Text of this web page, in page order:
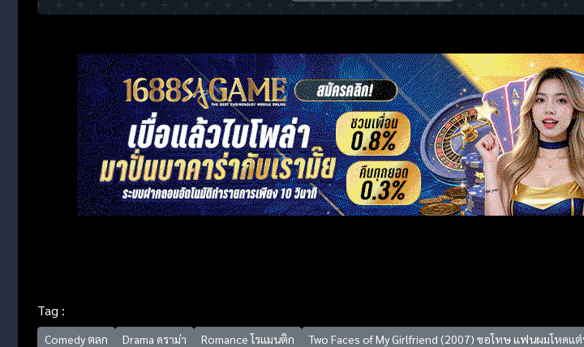
Tag :
Comedy ตลก Drama ดราม่า Romance โรแมนติก
Two Faces of My Girlfriend (2007) ขอโทษ แฟนผมโหดแ